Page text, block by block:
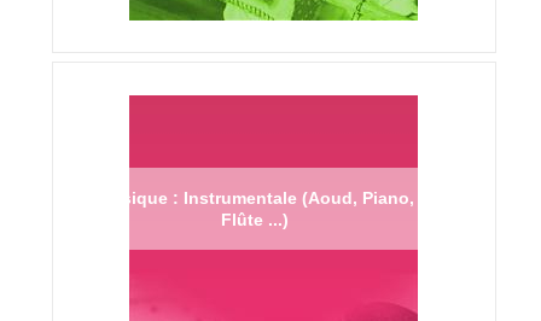
Musique : Instrumentale (Aoud, Piano,
Flûte ...)